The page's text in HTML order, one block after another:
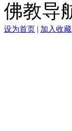
佛教导
设为首页 | 加入收藏